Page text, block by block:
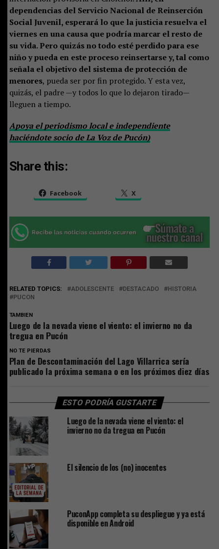
dependencias del Servicio Nacional de Reinserción
Social Juvenil, esperará lo que la justicia resuelva el
viernes en una causa que podría marcar el resto de
su vida. Pero quizás no todo esté perdido para ese
niño y pueda en este proceso reinsertarse y, tal como
señala el objetivo del sistema de protección de
menores, pueda ser por fin protegido. Y esta vez,
quizás, el padre —y todos lo que lo dejaron tirado—
lleguen a tiempo.
Apoya el periodismo local e independiente
haciéndote socio de La Voz de Pucón)
Share this:
Facebook X
RELATED TOPICS: ADOLESCENTE DESTACADO
HISTORIA
PUCON
TAMBIEN
Luego de la nevada viene el viento: el invierno no da
tregua en Pucón
NO TE PIERDAS
Plan de Descontaminación del Lago Villarrica sería
publicado la próxima semana o en los próximos diez días
ESTO PODRÍA GUSTARTE
Luego de la nevada viene el viento: el
invierno no da tregua en Pucón
El silencio de los (no) inocentes
PuconApp completa su despliegue y ya está
disponible en Android